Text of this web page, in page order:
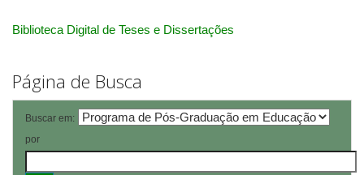
Biblioteca Digital de Teses e Dissertações
Página de Busca
Buscar em:
por